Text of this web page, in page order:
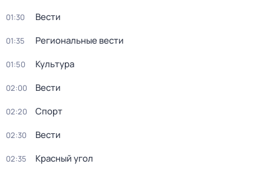
01:30 Вести
01:35 Региональные вести
01:50 Культура
02:00 Вести
02:20 Спорт
02:30 Вести
02:35 Красный угол